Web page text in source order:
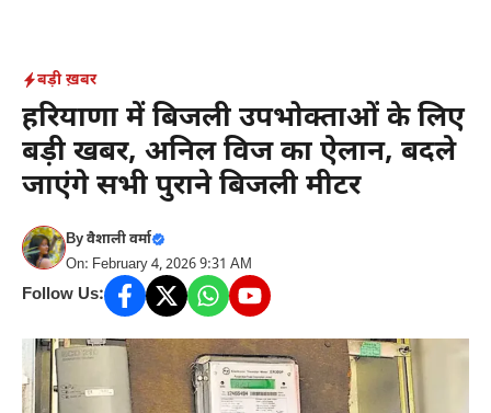
content
बड़ी ख़बर
हरियाणा में बिजली उपभोक्ताओं के लिए
बड़ी खबर, अनिल विज का ऐलान, बदले
जाएंगे सभी पुराने बिजली मीटर
Byवैशाली वर्मा
On: February 4, 2026 9:31 AM
Follow Us: